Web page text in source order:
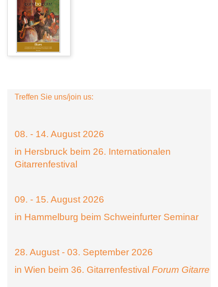
Treffen Sie uns/join us:
08. - 14. August 2026
in Hersbruck beim 26. Internationalen
Gitarrenfestival
09. - 15. August 2026
in Hammelburg beim Schweinfurter Seminar
28. August - 03. September 2026
in Wien beim 36. Gitarrenfestival Forum Gitarre